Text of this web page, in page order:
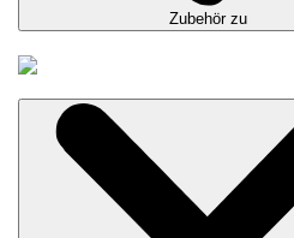
Zubehör zu